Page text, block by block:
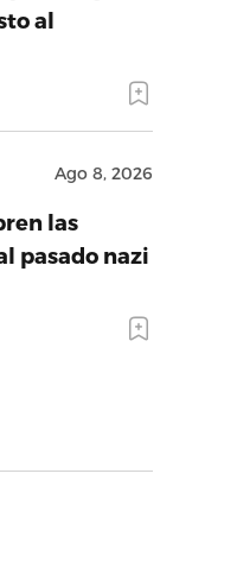
al
Ago 8, 2026
las
pasado nazi